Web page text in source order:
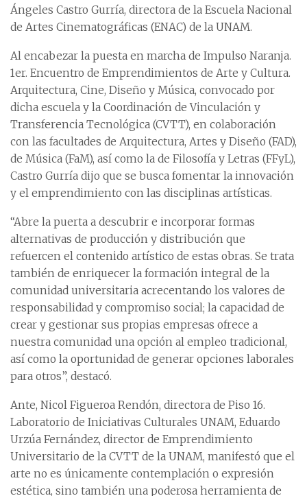
Ángeles Castro Gurría, directora de la Escuela Nacional
de Artes Cinematográficas (ENAC) de la UNAM.
Al encabezar la puesta en marcha de Impulso Naranja.
1er. Encuentro de Emprendimientos de Arte y Cultura.
Arquitectura, Cine, Diseño y Música, convocado por
dicha escuela y la Coordinación de Vinculación y
Transferencia Tecnológica (CVTT), en colaboración
con las facultades de Arquitectura, Artes y Diseño (FAD),
de Música (FaM), así como la de Filosofía y Letras (FFyL),
Castro Gurría dijo que se busca fomentar la innovación
y el emprendimiento con las disciplinas artísticas.
“Abre la puerta a descubrir e incorporar formas
alternativas de producción y distribución que
refuercen el contenido artístico de estas obras. Se trata
también de enriquecer la formación integral de la
comunidad universitaria acrecentando los valores de
responsabilidad y compromiso social; la capacidad de
crear y gestionar sus propias empresas ofrece a
nuestra comunidad una opción al empleo tradicional,
así como la oportunidad de generar opciones laborales
para otros”, destacó.
Ante, Nicol Figueroa Rendón, directora de Piso 16.
Laboratorio de Iniciativas Culturales UNAM, Eduardo
Urzúa Fernández, director de Emprendimiento
Universitario de la CVTT de la UNAM, manifestó que el
arte no es únicamente contemplación o expresión
estética, sino también una poderosa herramienta de